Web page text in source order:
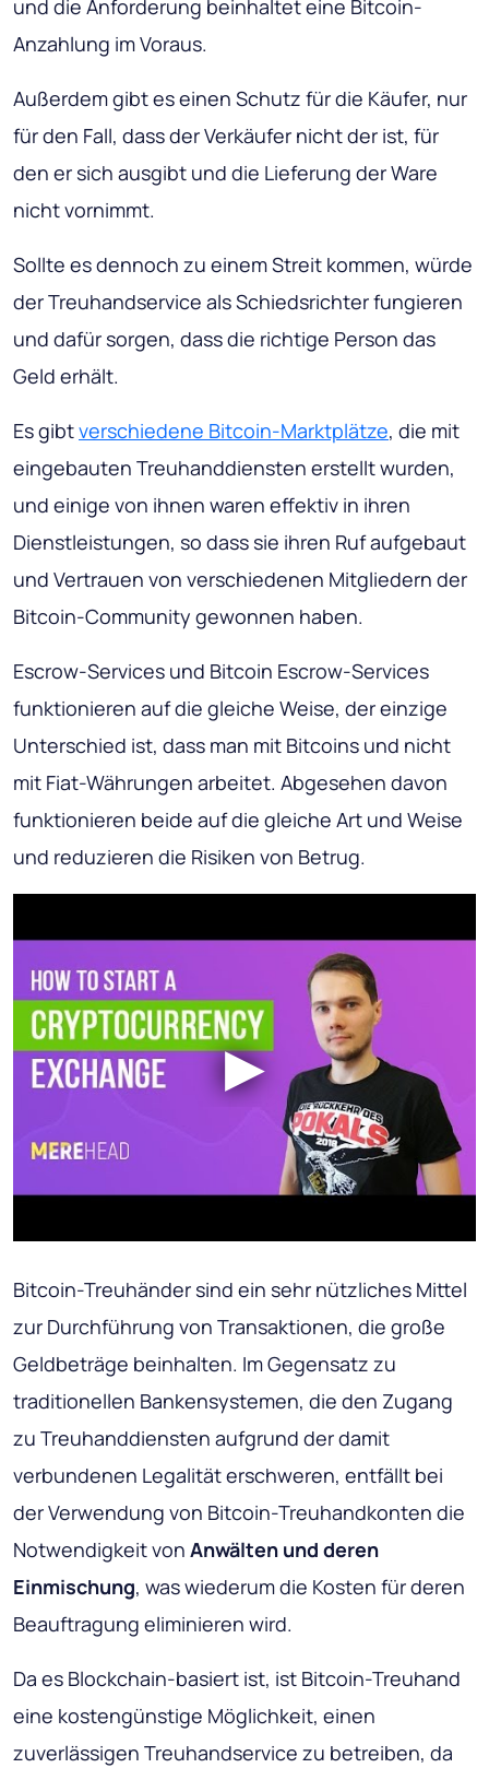
und die Anforderung beinhaltet eine Bitcoin-
Anzahlung im Voraus.
Außerdem gibt es einen Schutz für die Käufer, nur
für den Fall, dass der Verkäufer nicht der ist, für
den er sich ausgibt und die Lieferung der Ware
nicht vornimmt.
Sollte es dennoch zu einem Streit kommen, würde
der Treuhandservice als Schiedsrichter fungieren
und dafür sorgen, dass die richtige Person das
Geld erhält.
Es gibtverschiedene Bitcoin-Marktplätze, die mit
eingebauten Treuhanddiensten erstellt wurden,
und einige von ihnen waren effektiv in ihren
Dienstleistungen, so dass sie ihren Ruf aufgebaut
und Vertrauen von verschiedenen Mitgliedern der
Bitcoin-Community gewonnen haben.
Escrow-Services und Bitcoin Escrow-Services
funktionieren auf die gleiche Weise, der einzige
Unterschied ist, dass man mit Bitcoins und nicht
mit Fiat-Währungen arbeitet. Abgesehen davon
funktionieren beide auf die gleiche Art und Weise
und reduzieren die Risiken von Betrug.
Bitcoin-Treuhänder sind ein sehr nützliches Mittel
zur Durchführung von Transaktionen, die große
Geldbeträge beinhalten. Im Gegensatz zu
traditionellen Bankensystemen, die den Zugang
zu Treuhanddiensten aufgrund der damit
verbundenen Legalität erschweren, entfällt bei
der Verwendung von Bitcoin-Treuhandkonten die
Notwendigkeit von Anwälten und deren
Einmischung, was wiederum die Kosten für deren
Beauftragung eliminieren wird.
Da es Blockchain-basiert ist, ist Bitcoin-Treuhand
eine kostengünstige Möglichkeit, einen
zuverlässigen Treuhandservice zu betreiben, da